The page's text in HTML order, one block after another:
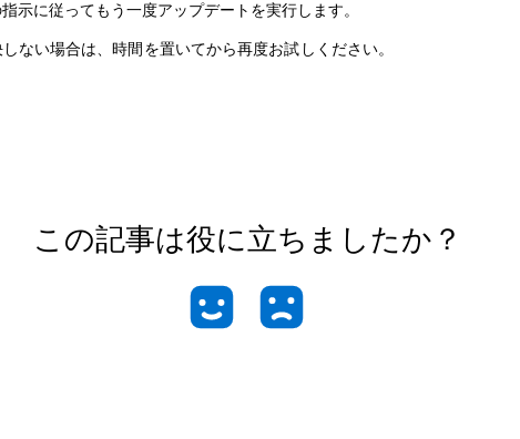
示に従ってもう一度アップデートを実行します。
ない場合は、時間を置いてから再度お試しください。
この記事は役に立ちましたか？